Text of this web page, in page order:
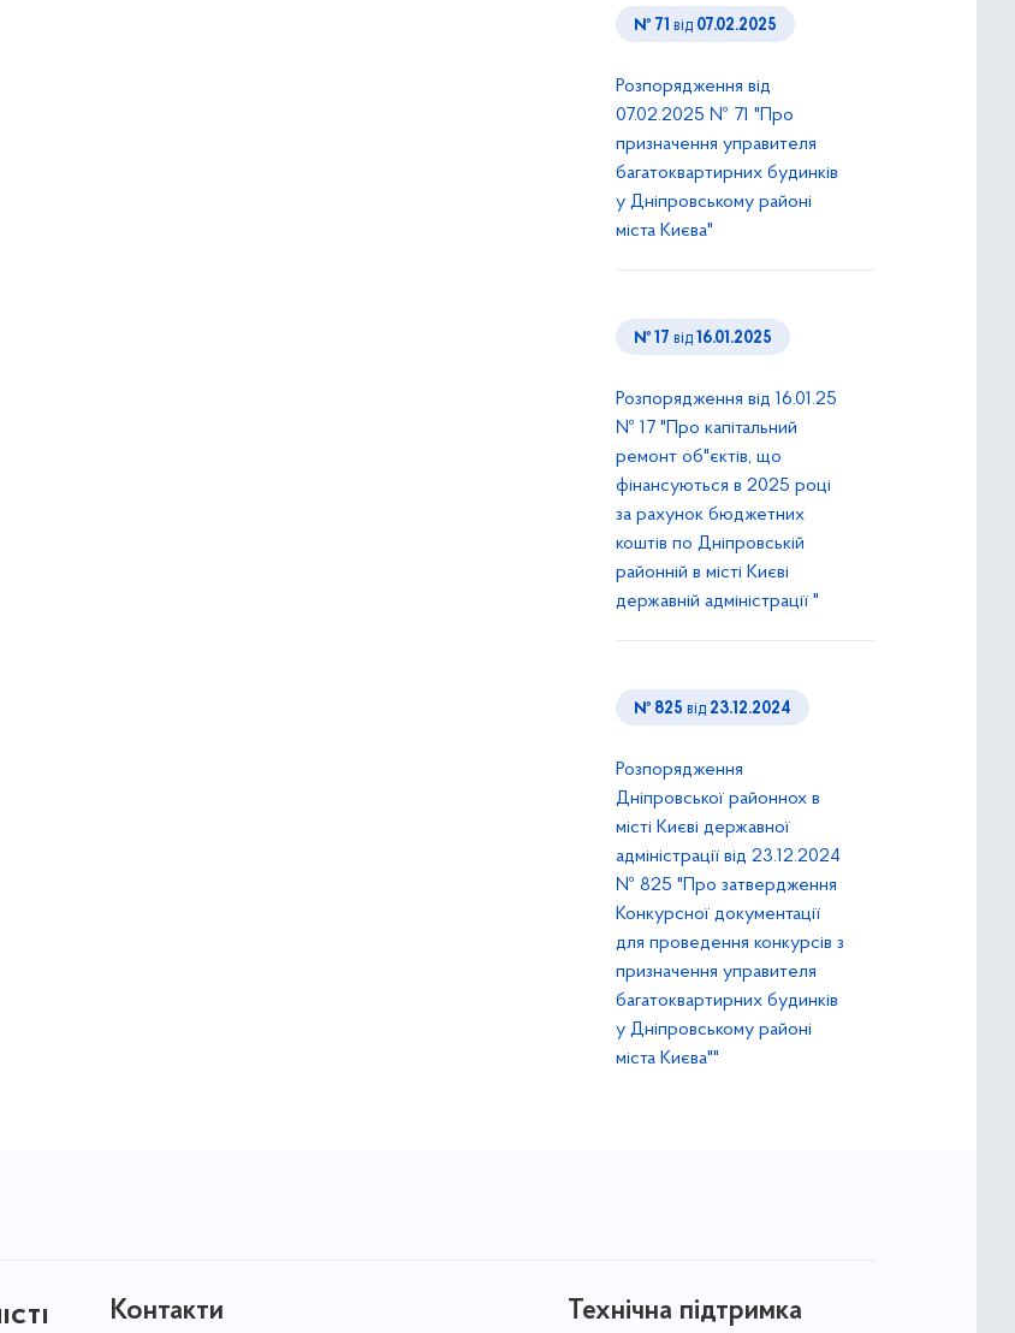
№ 71 від 07.02.2025
Розпорядження від
07.02.2025 № 71 "Про
призначення управителя
багатоквартирних будинків
у Дніпровському районі
міста Києва"
№ 17 від 16.01.2025
Розпорядження від 16.01.25
№ 17 "Про капітальний
ремонт об"єктів, що
фінансуються в 2025 році
за рахунок бюджетних
коштів по Дніпровській
районній в місті Києві
державній адміністрації "
№ 825 від 23.12.2024
Розпорядження
Дніпровської районнох в
місті Києві державної
адміністрації від 23.12.2024
№ 825 "Про затвердження
Конкурсної документації
для проведення конкурсів з
призначення управителя
багатоквартирних будинків
у Дніпровському районі
міста Києва""
Контакти Технічна підтримка